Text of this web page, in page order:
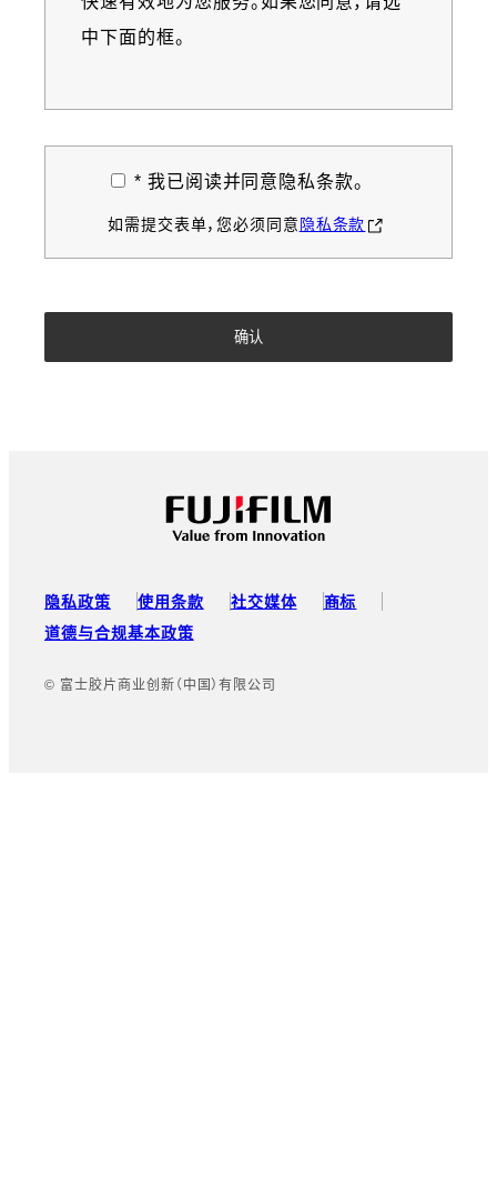
中下面的框。
* 我已阅读并同意隐私条款。
如需提交表单，您必须同意 隐私条款
隐私政策 使用条款 社交媒体
商标
道德与合规基本政策
© 富士胶片商业创新（中国）有限公司